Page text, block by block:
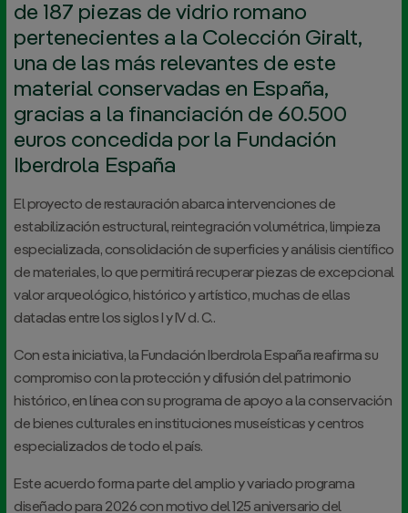
de 187 piezas de vidrio romano
pertenecientes a la Colección Giralt,
una de las más relevantes de este
material conservadas en España,
gracias a la financiación de 60.500
euros concedida por la Fundación
Iberdrola España
El proyecto de restauración abarca intervenciones de
estabilización estructural, reintegración volumétrica, limpieza
especializada, consolidación de superficies y análisis científico
de materiales, lo que permitirá recuperar piezas de excepcional
valor arqueológico, histórico y artístico, muchas de ellas
datadas entre los siglos I y IV d. C..
Con esta iniciativa, la Fundación Iberdrola España reafirma su
compromiso con la protección y difusión del patrimonio
histórico, en línea con su programa de apoyo a la conservación
de bienes culturales en instituciones museísticas y centros
especializados de todo el país.
Este acuerdo forma parte del amplio y variado programa
diseñado para 2026 con motivo del 125 aniversario del